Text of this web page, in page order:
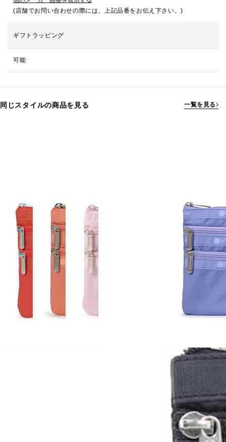
(店舗でお問い合わせの際には、上記品番をお伝え下さい。)
ギフトラッピング
可能
同じスタイルの商品を見る 一覧を見る